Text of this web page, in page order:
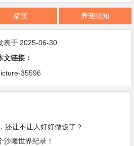
搞笑 养宠须知
表于 2025-06-30
文链接：
35596
还让不让人好好做饭了？
沙雕世界纪录！